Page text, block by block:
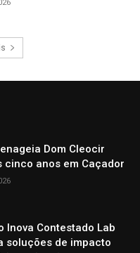
Dom Cleocir
cinco anos em Caçador
Inova Contestado Lab
soluções de impacto